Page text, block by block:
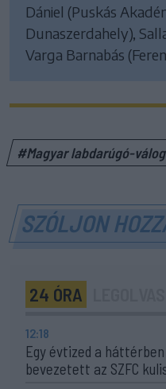
Dániel (Puskás
Dunaszerdahely),
Varga Barnabás
#Magyar labdarúgó-
SZÓLJON
24 ÓRA
12:18
Egy évtized a
bevezetett az SZFC